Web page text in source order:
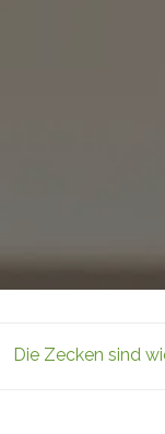
Die Zecken sind